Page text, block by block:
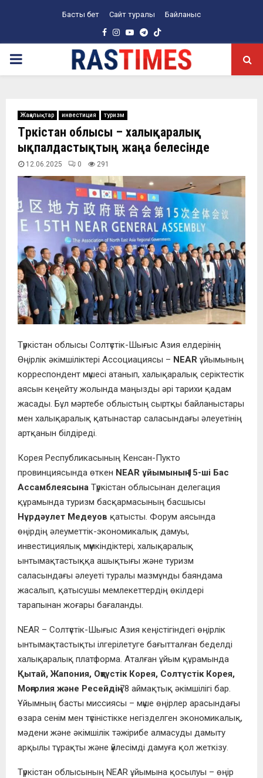
Басты бет Сайт туралы Байланыс
Facebook
Instagram
YoutubeTelegram
PRIMARY
Жаңалықтар инвестиция туризм
Түркістан облысы – халықаралық
ықпалдастықтың жаңа белесінде
12.06.2025 0 291
Түркістан облысы Солтүстік-Шығыс Азия елдерінің
Өңірлік әкімшіліктері Ассоциациясы – NEAR ұйымының
корреспондент мүшесі атанып, халықаралық серіктестік
аясын кеңейту жолында маңызды әрі тарихи қадам
жасады. Бұл мәртебе облыстың сыртқы байланыстары
мен халықаралық қатынастар саласындағы әлеуетінің
артқанын білдіреді.
Корея Республикасының Кенсан-Пукто
провинциясында өткен NEAR ұйымының 15-ші Бас
Ассамблеясына Түркістан облысынан делегация
құрамында туризм басқармасының басшысы
Нұрдәулет Медеуов қатысты. Форум аясында
өңірдің әлеуметтік-экономикалық дамуы,
инвестициялық мүмкіндіктері, халықаралық
ынтымақтастыққа ашықтығы және туризм
саласындағы әлеуеті туралы мазмұнды баяндама
жасалып, қатысушы мемлекеттердің өкілдері
тарапынан жоғары бағаланды.
NEAR – Солтүстік-Шығыс Азия кеңістігіндегі өңірлік
ынтымақтастықты ілгерілетуге бағытталған беделді
халықаралық платформа. Аталған ұйым құрамында
Қытай, Жапония, Оңтүстік Корея, Солтүстік Корея,
Моңғолия және Ресейдің78 аймақтық әкімшілігі бар.
Ұйымның басты миссиясы – мүше өңірлер арасындағы
өзара сенім мен түсіністікке негізделген экономикалық,
мәдени және әкімшілік тәжірибе алмасуды дамыту
арқылы тұрақты және үйлесімді дамуға қол жеткізу.
Түркістан облысының NEAR ұйымына қосылуы – өңір